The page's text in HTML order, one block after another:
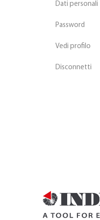
Dati personali
Password
Vedi profilo
Disconnetti